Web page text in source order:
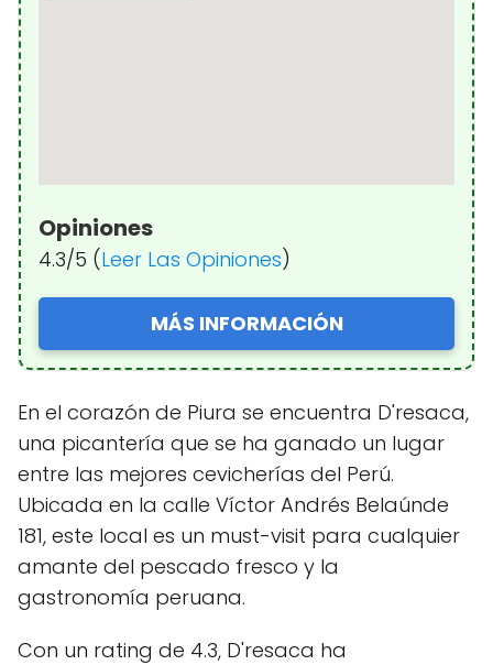
Opiniones
4.3/5 (Leer Las Opiniones)
MÁS INFORMACIÓN
En el corazón de Piura se encuentra D'resaca,
una picantería que se ha ganado un lugar
entre las mejores cevicherías del Perú.
Ubicada en la calle Víctor Andrés Belaúnde
181, este local es un must-visit para cualquier
amante del pescado fresco y la
gastronomía peruana.
Con un rating de 4.3, D'resaca ha